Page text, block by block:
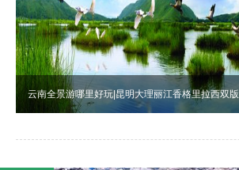
云南全景游哪里好玩|昆明大理丽江香格里拉西双